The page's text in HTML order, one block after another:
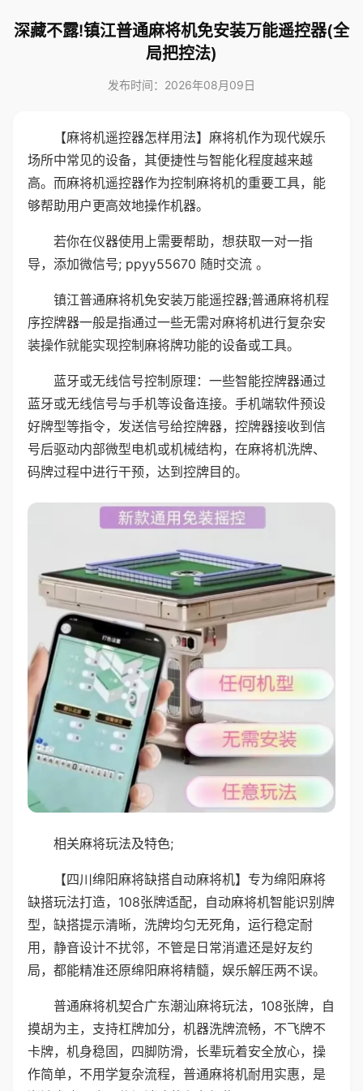
深藏不露!镇江普通麻将机免安装万能遥控器(全
局把控法)
发布时间：2026年08月09日
【麻将机遥控器怎样用法】麻将机作为现代娱乐
场所中常见的设备，其便捷性与智能化程度越来越
高。而麻将机遥控器作为控制麻将机的重要工具，能
够帮助用户更高效地操作机器。
若你在仪器使用上需要帮助，想获取一对一指
导，添加微信号; ppyy55670 随时交流 。
镇江普通麻将机免安装万能遥控器;普通麻将机程
序控牌器一般是指通过一些无需对麻将机进行复杂安
装操作就能实现控制麻将牌功能的设备或工具。
蓝牙或无线信号控制原理：一些智能控牌器通过
蓝牙或无线信号与手机等设备连接。手机端软件预设
好牌型等指令，发送信号给控牌器，控牌器接收到信
号后驱动内部微型电机或机械结构，在麻将机洗牌、
码牌过程中进行干预，达到控牌目的。
相关麻将玩法及特色;
【四川绵阳麻将缺搭自动麻将机】专为绵阳麻将
缺搭玩法打造，108张牌适配，自动麻将机智能识别牌
型，缺搭提示清晰，洗牌均匀无死角，运行稳定耐
用，静音设计不扰邻，不管是日常消遣还是好友约
局，都能精准还原绵阳麻将精髓，娱乐解压两不误。
普通麻将机契合广东潮汕麻将玩法，108张牌，自
摸胡为主，支持杠牌加分，机器洗牌流畅，不飞牌不
卡牌，机身稳固，四脚防滑，长辈玩着安全放心，操
作简单，不用学复杂流程，普通麻将机耐用实惠，是